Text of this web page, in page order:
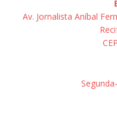
Av. Jornalista Aníbal